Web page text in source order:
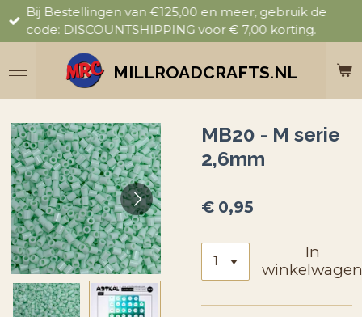
Ga
direct
de
hoofdinhoud
MILLROADCRAFTS.NL
Bij Bestellingen van €125,00 en meer, gebruik de
code: DISCOUNTSHIPPING voor € 7,00 korting.
MB20 - M serie
2,6mm
€ 0,95
In